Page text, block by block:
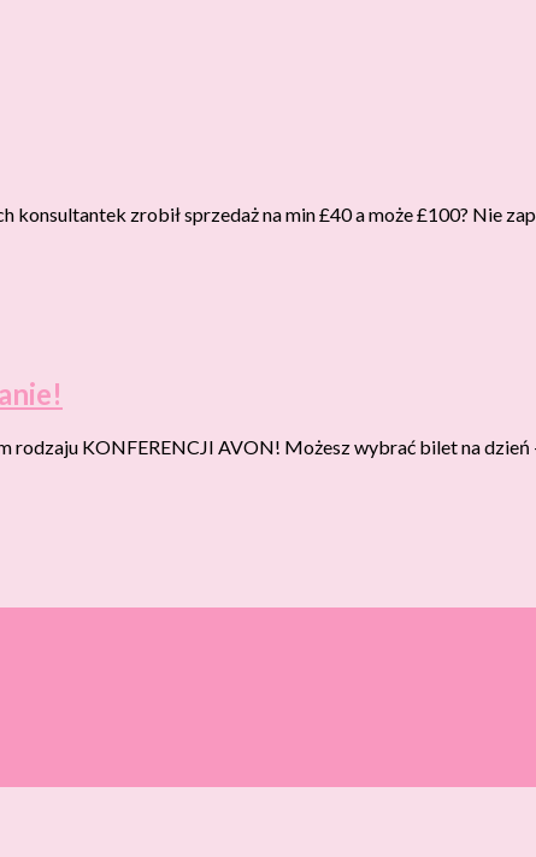
konsultantek zrobił sprzedaż na min £40 a może £100? Nie
rodzaju KONFERENCJI AVON! Możesz wybrać bilet na dzień